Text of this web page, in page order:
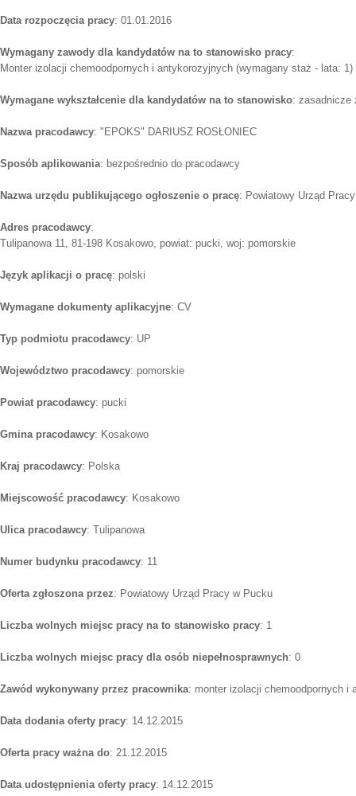
Data rozpoczęcia pracy: 01.01.2016
Wymagany zawody dla kandydatów na to stanowisko pracy:
Monter izolacji chemoodpornych i antykorozyjnych (wymagany staż - lata: 1)
Wymagane wykształcenie dla kandydatów na to stanowisko: zasadnicze
Nazwa pracodawcy: "EPOKS" DARIUSZ ROSŁONIEC
Sposób aplikowania: bezpośrednio do pracodawcy
Nazwa urzędu publikującego ogłoszenie o pracę: Powiatowy Urząd
Adres pracodawcy:
Tulipanowa 11, 81-198 Kosakowo, powiat: pucki, woj: pomorskie
Język aplikacji o pracę: polski
Wymagane dokumenty aplikacyjne: CV
Typ podmiotu pracodawcy: UP
Województwo pracodawcy: pomorskie
Powiat pracodawcy: pucki
Gmina pracodawcy: Kosakowo
Kraj pracodawcy: Polska
Miejscowość pracodawcy: Kosakowo
Ulica pracodawcy: Tulipanowa
Numer budynku pracodawcy: 11
Oferta zgłoszona przez: Powiatowy Urząd Pracy w Pucku
Liczba wolnych miejsc pracy na to stanowisko pracy: 1
Liczba wolnych miejsc pracy dla osób niepełnosprawnych: 0
Zawód wykonywany przez pracownika: monter izolacji chemoodpornych i
Data dodania oferty pracy: 14.12.2015
Oferta pracy ważna do: 21.12.2015
Data udostępnienia oferty pracy: 14.12.2015